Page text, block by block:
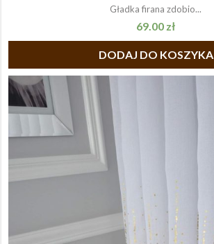
Gładka firana zdobio...
69.00 zł
DODAJ DO KOSZYKA